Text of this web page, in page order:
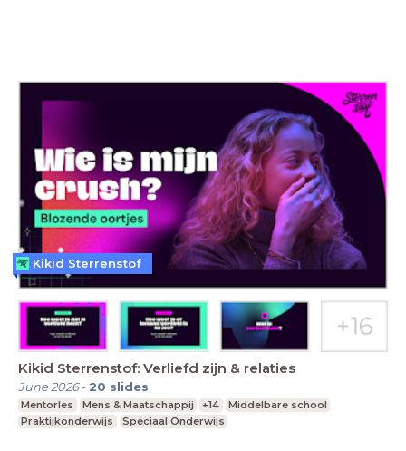
Kikid Sterrenstof: Verliefd zijn & relaties
June 2026- 20 slides
Mentorles Mens & Maatschappij +14
Middelbare school
Praktijkonderwijs
Speciaal Onderwijs
Kikid Sterrenstof